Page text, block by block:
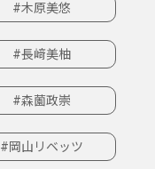
#木原美悠
#長﨑美柚
#森薗政崇
#岡山リベッツ